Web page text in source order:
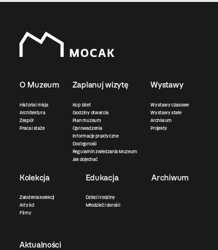
O Muzeum
Historia i misja
Architektura
Zespół
Praca i staże
Zaplanuj wizytę
Kup bilet
Godziny otwarcia
Plan muzeum
Oprowadzenia
Informacje praktyczne
Dostępność
Regulamin zwiedzania Muzeum
Jak dojechać
Wystawy
Wystawy czasowe
Wystawy stałe
Archiwum
Projekty
Kolekcja
Założenia kolekcji
Artyści
Filmy
Edukacja
Dzieci i rodziny
Młodzież i dorośli
Archiwum
Aktualności